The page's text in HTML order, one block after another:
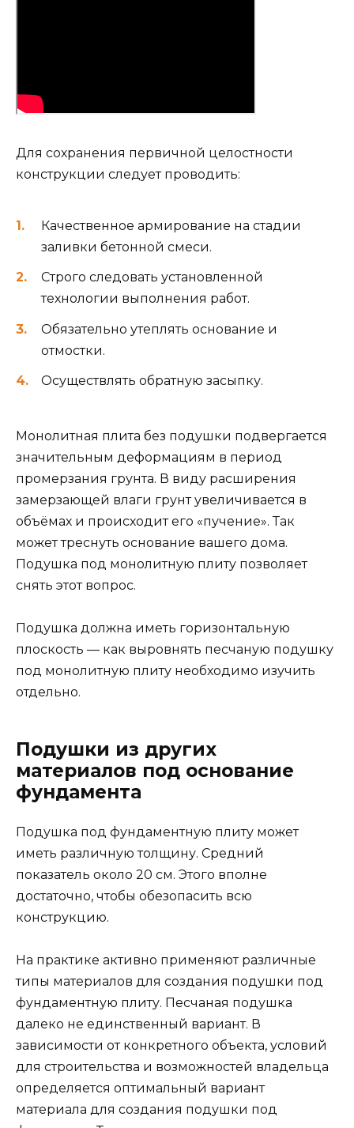
Для сохранения первичной целостности
конструкции следует проводить:
Качественное армирование на стадии
заливки бетонной смеси.
Строго следовать установленной
технологии выполнения работ.
Обязательно утеплять основание и
отмостки.
Осуществлять обратную засыпку.
Монолитная плита без подушки подвергается
значительным деформациям в период
промерзания грунта. В виду расширения
замерзающей влаги грунт увеличивается в
объёмах и происходит его «пучение». Так
может треснуть основание вашего дома.
Подушка под монолитную плиту позволяет
снять этот вопрос.
Подушка должна иметь горизонтальную
плоскость — как выровнять песчаную подушку
под монолитную плиту необходимо изучить
отдельно.
Подушки из других
материалов под основание
фундамента
Подушка под фундаментную плиту может
иметь различную толщину. Средний
показатель около 20 см. Этого вполне
достаточно, чтобы обезопасить всю
конструкцию.
На практике активно применяют различные
типы материалов для создания подушки под
фундаментную плиту. Песчаная подушка
далеко не единственный вариант. В
зависимости от конкретного объекта, условий
для строительства и возможностей владельца
определяется оптимальный вариант
материала для создания подушки под